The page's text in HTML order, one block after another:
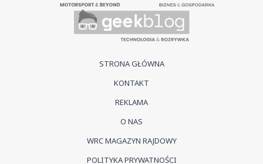
STRONA GŁÓWNA
KONTAKT
REKLAMA
O NAS
WRC MAGAZYN RAJDOWY
POLITYKA PRYWATNOŚCI